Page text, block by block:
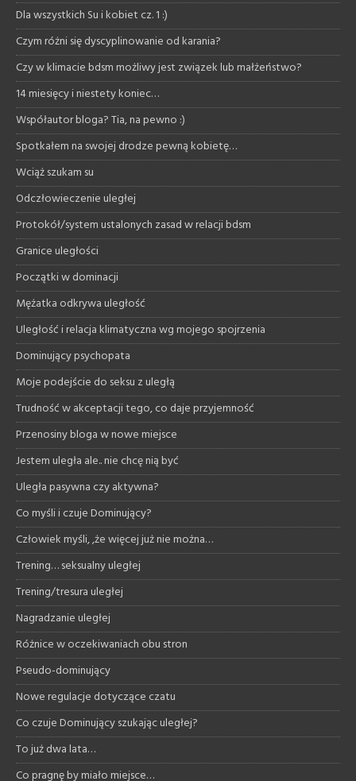
Dla wszystkich Su i kobiet cz. 1 :)
Czym różni się dyscyplinowanie od karania?
Czy w klimacie bdsm możliwy jest związek lub małżeństwo?
14 miesięcy i niestety koniec…
Współautor bloga? Tia, na pewno :)
Spotkałem na swojej drodze pewną kobietę…
Wciąż szukam su
Odczłowieczenie uległej
Protokół/system ustalonych zasad w relacji bdsm
Granice uległości
Początki w dominacji
Mężatka odkrywa uległość
Uległość i relacja klimatyczna wg mojego spojrzenia
Dominujący psychopata
Moje podejście do seksu z uległą
Trudność w akceptacji tego, co daje przyjemność
Przenosiny bloga w nowe miejsce
Jestem uległa ale.. nie chcę nią być
Uległa pasywna czy aktywna?
Co myśli i czuje Dominujący?
Człowiek myśli, ,że więcej już nie można…
Trening… seksualny uległej
Trening/tresura uległej
Nagradzanie uległej
Różnice w oczekiwaniach obu stron
Pseudo-dominujący
Nowe regulacje dotyczące czatu
Co czuje Dominujący szukając uległej?
To już dwa lata…
Co pragnę by miało miejsce…